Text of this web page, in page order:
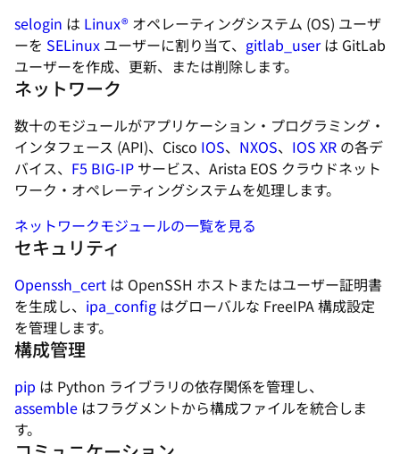
selogin は Linux® オペレーティングシステム (OS) ユーザ
ーを SELinux ユーザーに割り当て、 gitlab_userは GitLab
ユーザーを作成、更新、または削除します。
ネットワーク
数十のモジュールがアプリケーション・プログラミング・
インタフェース (API)、Cisco IOS、 NXOS、 IOS XR の各デ
バイス、 F5 BIG-IP サービス、Arista EOS クラウドネット
ワーク・オペレーティングシステムを処理します。
ネットワークモジュールの一覧を見る
セキュリティ
Openssh_cert は OpenSSH ホストまたはユーザー証明書
を生成し、 ipa_config はグローバルな FreeIPA 構成設定
を管理します。
構成管理
pip は Python ライブラリの依存関係を管理し、
assemble はフラグメントから構成ファイルを統合しま
す。